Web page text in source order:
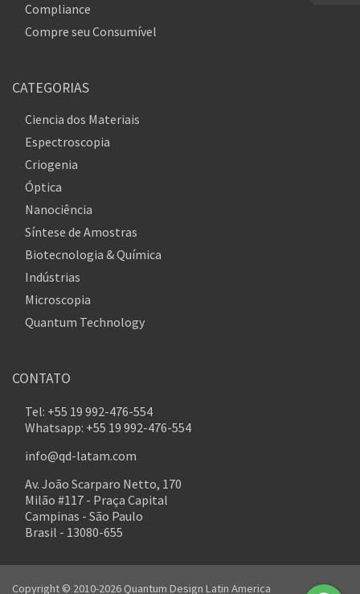
Compliance
Compre seu Consumível
CATEGORIAS
Ciencia dos Materiais
Espectroscopia
Criogenia
Óptica
Nanociência
Síntese de Amostras
Biotecnologia & Química
Indústrias
Microscopia
Quantum Technology
CONTATO
Tel: +55 19 992-476-554
Whatsapp: +55 19 992-476-554
info@qd-latam.com
Av. João Scarparo Netto, 170
Milão #117 - Praça Capital
Campinas - São Paulo
Brasil - 13080-655
Copyright © 2010-2026 Quantum Design Latin America